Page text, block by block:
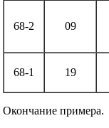
68-2 09
68-1 19
Окончание примера.